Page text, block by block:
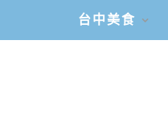
台中美食